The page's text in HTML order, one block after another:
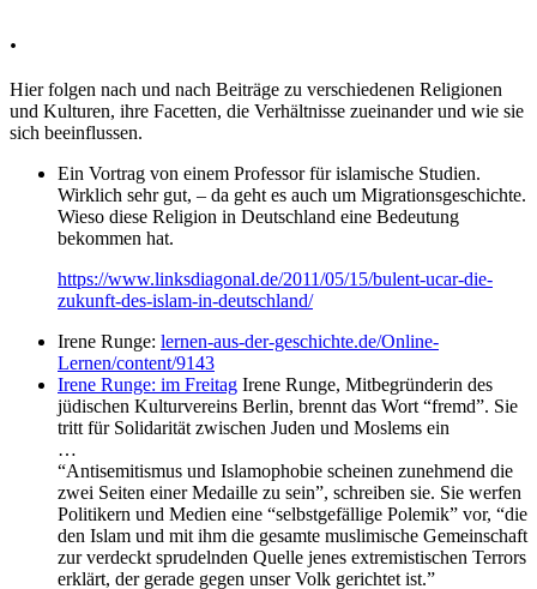
.
Hier folgen nach und nach Beiträge zu verschiedenen Religionen
und Kulturen, ihre Facetten, die Verhältnisse zueinander und wie sie
sich beeinflussen.
Ein Vortrag von einem Professor für islamische Studien.
Wirklich sehr gut, – da geht es auch um Migrationsgeschichte.
Wieso diese Religion in Deutschland eine Bedeutung
bekommen hat.
https://www.linksdiagonal.de/2011/05/15/bulent-ucar-die-
zukunft-des-islam-in-deutschland/
Irene Runge: lernen-aus-der-geschichte.de/Online-
Lernen/content/9143
Irene Runge: im Freitag Irene Runge, Mitbegründerin des
jüdischen Kulturvereins Berlin, brennt das Wort “fremd”. Sie
tritt für Solidarität zwischen Juden und Moslems ein
…
“Antisemitismus und Islamophobie scheinen zunehmend die
zwei Seiten einer Medaille zu sein”, schreiben sie. Sie werfen
Politikern und Medien eine “selbstgefällige Polemik” vor, “die
den Islam und mit ihm die gesamte muslimische Gemeinschaft
zur verdeckt sprudelnden Quelle jenes extremistischen Terrors
erklärt, der gerade gegen unser Volk gerichtet ist.”